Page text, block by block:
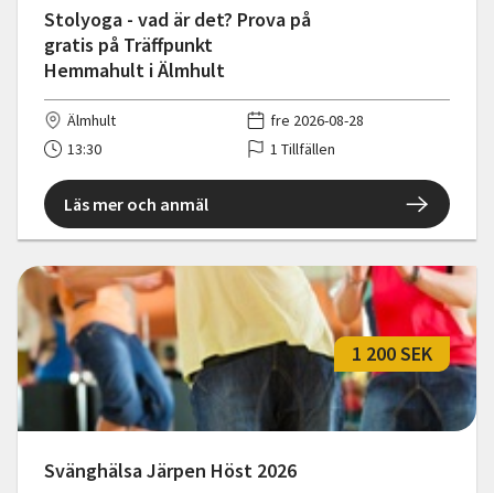
Stolyoga - vad är det? Prova på
gratis på Träffpunkt
Hemmahult i Älmhult
Älmhult
fre 2026-08-28
13:30
1 Tillfällen
Läs mer och anmäl
Svänghälsa Järpen Höst 2026
1 200 SEK